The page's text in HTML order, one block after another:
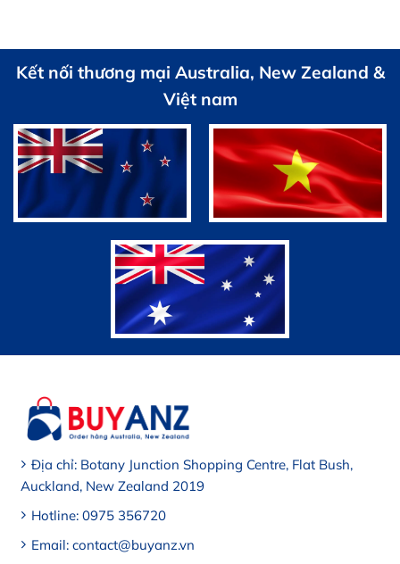
Kết nối thương mại Australia, New Zealand &
Việt nam
Địa chỉ: Botany Junction Shopping Centre, Flat Bush,
Auckland, New Zealand 2019
Hotline: 0975 356720
Email: contact@buyanz.vn